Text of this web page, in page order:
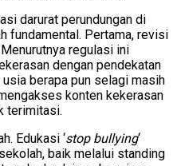
darurat perundungan di
fundamental. Pertama, revisi
regulasi ini
dengan pendekatan
berapa pun selagi masih
konten kekerasan
terimitasi.
Edukasi ‘stop bullying‘
baik melalui standing